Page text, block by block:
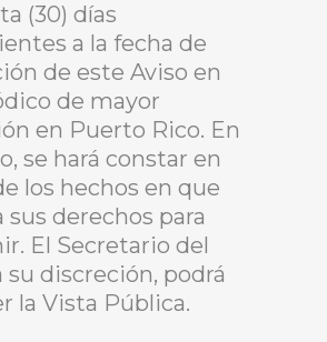
(30) días
a la fecha de
de este Aviso en
de mayor
en Puerto Rico. En
se hará constar en
los hechos en que
sus derechos para
El Secretario del
su discreción, podrá
la Vista Pública.